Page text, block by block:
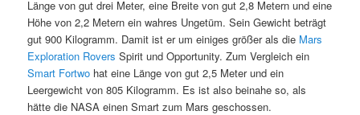
Länge von gut drei Meter, eine Breite von gut 2,8 Metern und eine
Höhe von 2,2 Metern ein wahres Ungetüm. Sein Gewicht beträgt
gut 900 Kilogramm. Damit ist er um einiges größer als die Mars
Exploration Rovers Spirit und Opportunity. Zum Vergleich ein
Smart Fortwo hat eine Länge von gut 2,5 Meter und ein
Leergewicht von 805 Kilogramm. Es ist also beinahe so, als
hätte die NASA einen Smart zum Mars geschossen.